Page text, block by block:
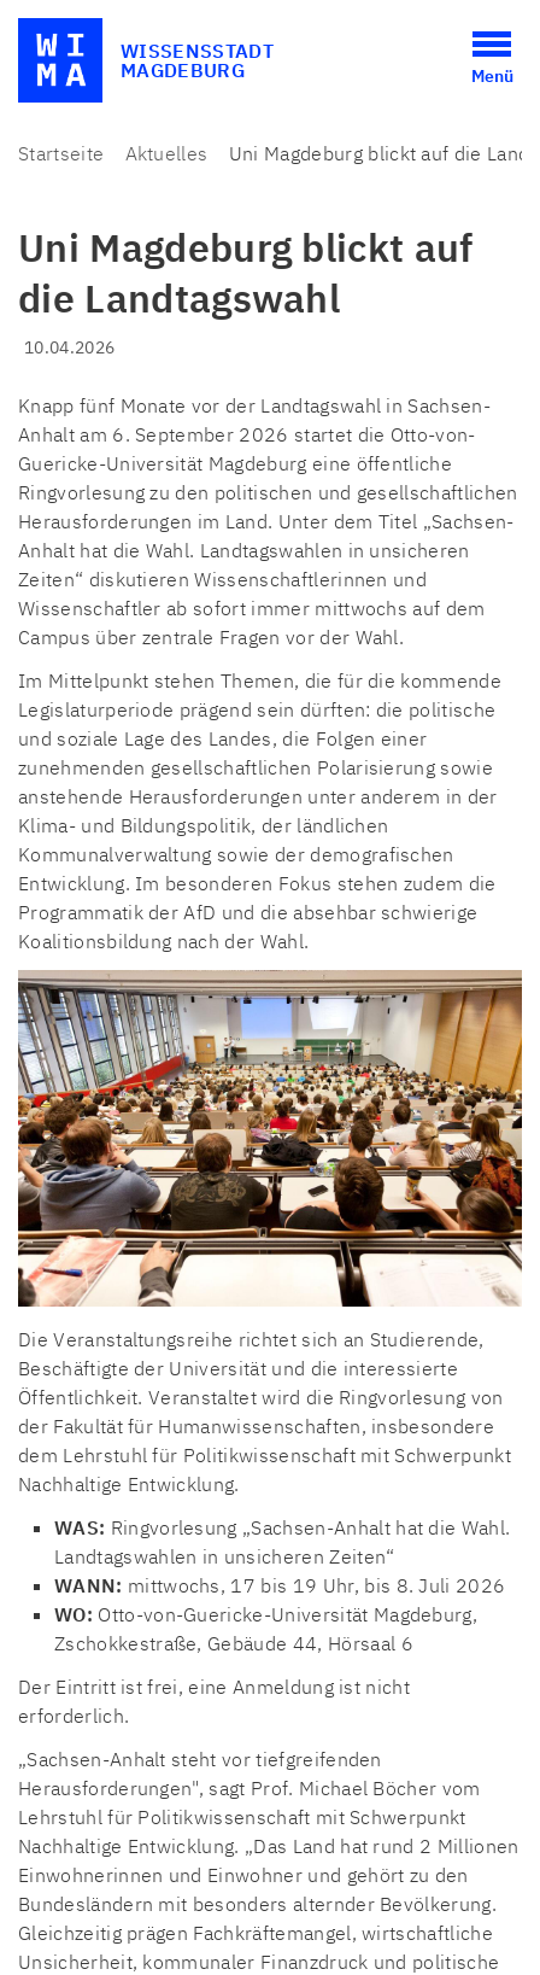
WISSENSSTADT
MAGDEBURG
Menü
Startseite Aktuelles Uni Magdeburg blickt auf die
Uni Magdeburg blickt auf
die Landtagswahl
10.04.2026
Knapp fünf Monate vor der Landtagswahl in Sachsen-
Anhalt am 6. September 2026 startet die Otto-von-
Guericke-Universität Magdeburg eine öffentliche
Ringvorlesung zu den politischen und gesellschaftlichen
Herausforderungen im Land. Unter dem Titel „Sachsen-
Anhalt hat die Wahl. Landtagswahlen in unsicheren
Zeiten“ diskutieren Wissenschaftlerinnen und
Wissenschaftler ab sofort immer mittwochs auf dem
Campus über zentrale Fragen vor der Wahl.
Im Mittelpunkt stehen Themen, die für die kommende
Legislaturperiode prägend sein dürften: die politische
und soziale Lage des Landes, die Folgen einer
zunehmenden gesellschaftlichen Polarisierung sowie
anstehende Herausforderungen unter anderem in der
Klima- und Bildungspolitik, der ländlichen
Kommunalverwaltung sowie der demografischen
Entwicklung. Im besonderen Fokus stehen zudem die
Programmatik der AfD und die absehbar schwierige
Koalitionsbildung nach der Wahl.
Die Veranstaltungsreihe richtet sich an Studierende,
Beschäftigte der Universität und die interessierte
Öffentlichkeit. Veranstaltet wird die Ringvorlesung von
der Fakultät für Humanwissenschaften, insbesondere
dem Lehrstuhl für Politikwissenschaft mit Schwerpunkt
Nachhaltige Entwicklung.
WAS: Ringvorlesung „Sachsen-Anhalt hat die Wahl.
Landtagswahlen in unsicheren Zeiten“
WANN: mittwochs, 17 bis 19 Uhr, bis 8. Juli 2026
WO: Otto-von-Guericke-Universität Magdeburg,
Zschokkestraße, Gebäude 44, Hörsaal 6
Der Eintritt ist frei, eine Anmeldung ist nicht
erforderlich.
„Sachsen-Anhalt steht vor tiefgreifenden
Herausforderungen", sagt Prof. Michael Böcher vom
Lehrstuhl für Politikwissenschaft mit Schwerpunkt
Nachhaltige Entwicklung. „Das Land hat rund 2 Millionen
Einwohnerinnen und Einwohner und gehört zu den
Bundesländern mit besonders alternder Bevölkerung.
Gleichzeitig prägen Fachkräftemangel, wirtschaftliche
Unsicherheit, kommunaler Finanzdruck und politische